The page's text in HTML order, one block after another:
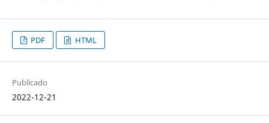
PDF HTML
Publicado
2022-12-21